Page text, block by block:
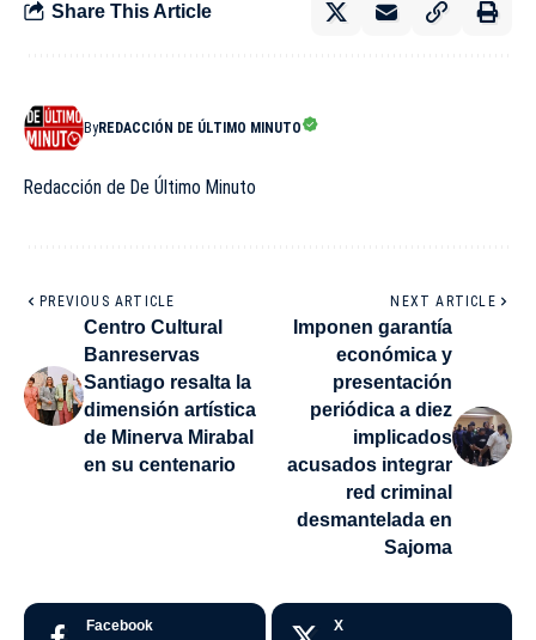
Share This Article
ByREDACCIÓN DE ÚLTIMO MINUTO
Redacción de De Último Minuto
PREVIOUS ARTICLE
Centro Cultural
Banreservas
Santiago resalta la
dimensión artística
de Minerva Mirabal
en su centenario
NEXT ARTICLE
Imponen garantía
económica y
presentación
periódica a diez
implicados
acusados integrar
red criminal
desmantelada en
Sajoma
Facebook X